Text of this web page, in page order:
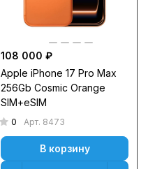
108 000 ₽
Apple iPhone 17 Pro Max
256Gb Cosmic Orange
SIM+eSIM
0 Арт. 8473
В корзину